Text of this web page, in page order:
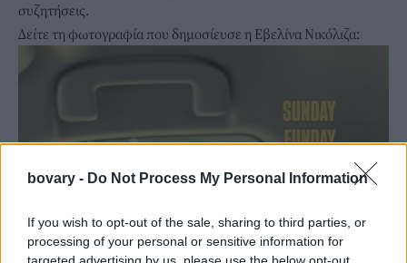
bovary - Do Not Process My Personal Information
If you wish to opt-out of the sale, sharing to third parties, or
processing of your personal or sensitive information for
targeted advertising by us, please use the below opt-out
συζητήσεις.
Δείτε τη φωτογραφία που δημοσίευσε η Εβελίνα Νικόλιζα: